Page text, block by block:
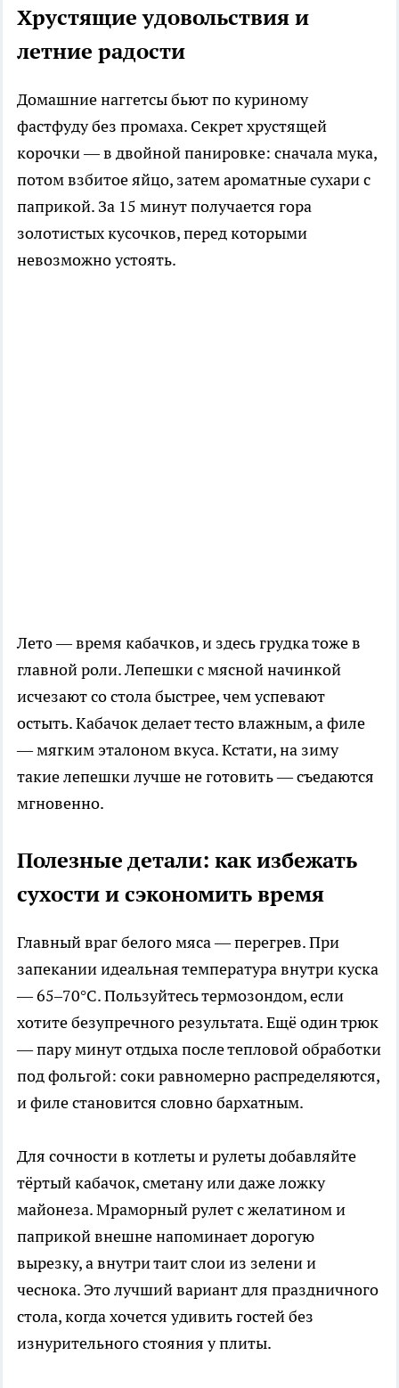
Хрустящие удовольствия и
летние радости
Домашние наггетсы бьют по куриному
фастфуду без промаха. Секрет хрустящей
корочки — в двойной панировке: сначала мука,
потом взбитое яйцо, затем ароматные сухари с
паприкой. За 15 минут получается гора
золотистых кусочков, перед которыми
невозможно устоять.
Лето — время кабачков, и здесь грудка тоже в
главной роли. Лепешки с мясной начинкой
исчезают со стола быстрее, чем успевают
остыть. Кабачок делает тесто влажным, а филе
— мягким эталоном вкуса. Кстати, на зиму
такие лепешки лучше не готовить — съедаются
мгновенно.
Полезные детали: как избежать
сухости и сэкономить время
Главный враг белого мяса — перегрев. При
запекании идеальная температура внутри куска
— 65–70°C. Пользуйтесь термозондом, если
хотите безупречного результата. Ещё один трюк
— пару минут отдыха после тепловой обработки
под фольгой: соки равномерно распределяются,
и филе становится словно бархатным.
Для сочности в котлеты и рулеты добавляйте
тёртый кабачок, сметану или даже ложку
майонеза. Мраморный рулет с желатином и
паприкой внешне напоминает дорогую
вырезку, а внутри таит слои из зелени и
чеснока. Это лучший вариант для праздничного
стола, когда хочется удивить гостей без
изнурительного стояния у плиты.